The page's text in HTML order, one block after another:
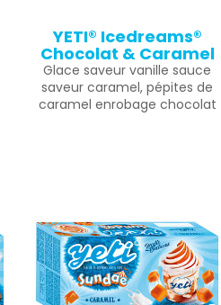
YETI® Icedreams®
Chocolat & Caramel
Glace saveur vanille sauce
saveur caramel, pépites de
caramel enrobage chocolat